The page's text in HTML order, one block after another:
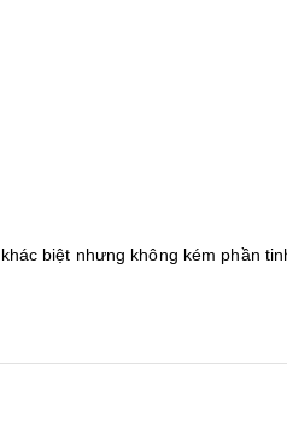
biệt nhưng không kém phần